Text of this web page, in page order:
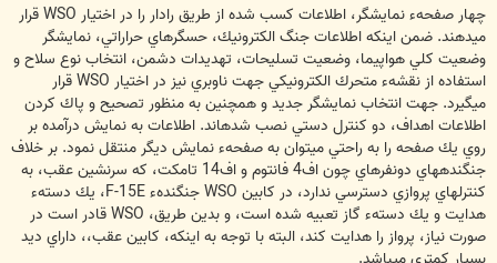
چهار صفحهء‌ نمايشگر، اطلاعات كسب شده از طريق رادار را در اختيار WSO قرار
مي‎دهند. ضمن اينكه اطلاعات جنگ الكترونيك، حسگرهاي حراراتي، نمايشگر
وضعيت كلي هواپيما، وضعيت تسليحات، تهديدات دشمن، انتخاب نوع سلاح و
استفاده از نقشهء متحرك الكترونيكي جهت ناوبري نيز در اختيار WSO قرار
مي‏گيرد. جهت انتخاب نمايشگر جديد و همچنين به منظور تصحيح و پاك كردن
اطلاعات اهداف، دو كنترل دستي نصب شده‏اند. اطلاعات به نمايش درآمده بر
روي يك صفحه را به راحتي مي‏توان به صفحهء نمايش ديگر منتقل نمود. بر خلاف
جنگنده‏هاي دونفره‏اي چون اف4 فانتوم و اف14 تامكت، كه سرنشين عقب، به
كنترلهاي پروازي دسترسي ندارد، در كابين WSO جنگندهء F-15E، يك دستهء
هدايت و يك دستهء گاز تعبيه شده است، و بدين طريق، WSO قادر است در
صورت نياز، پرواز را هدايت كند، البته با توجه به اينكه، کابین عقب،، داراي ديد